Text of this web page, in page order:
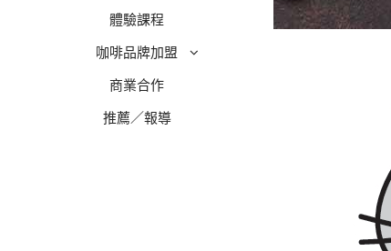
體驗課程
咖啡品牌加盟
商業合作
推薦／報導